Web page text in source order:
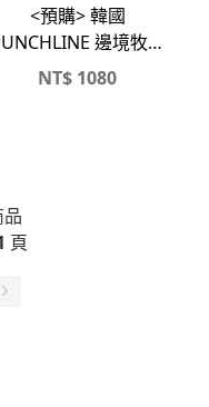
<預購> 韓國
邊境牧羊
犬刷舊感刷毛大學Ｔ
NT$ 1080
頁